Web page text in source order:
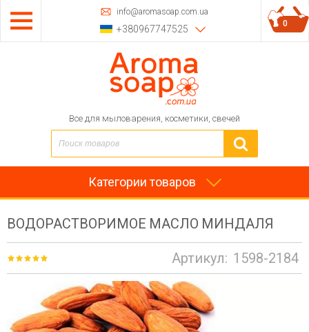
info@aromasoap.com.ua
+380967747525
Все для мыловарения, косметики, свечей
0
Категории товаров
ВОДОРАСТВОРИМОЕ МАСЛО МИНДАЛЯ
Артикул: 1598-2184